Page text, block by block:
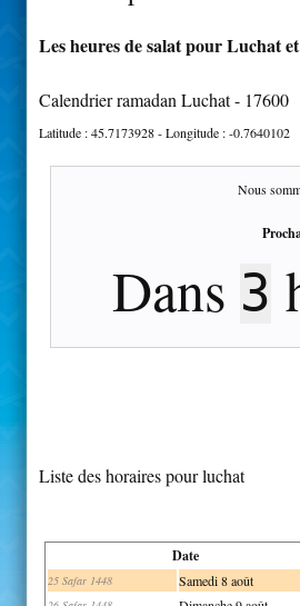
Les heures de salat pour Luchat
Calendrier ramadan Luchat - 17600
Latitude :45.7173928- Longitude :-0.7640102
Nous
Dans 3
Liste des horaires pour luchat
Date
25 Safar 1448 Samedi 8 août